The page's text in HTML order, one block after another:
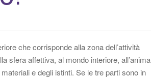
che corrisponde alla zona dell’attività
sfera affettiva, al mondo interiore, all’anima
e degli istinti. Se le tre parti sono in